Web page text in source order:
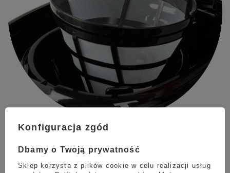
Filtr wielokrotnego użytku
W urządzeniu możemy stosować kawę zmieloną, którą należy
wsypać dostałego, zmywalnego filtrawyposażonego w rączkę
Konfiguracja zgód
Dbamy o Twoją prywatność
Sklep korzysta z plików cookie w celu realizacji usług